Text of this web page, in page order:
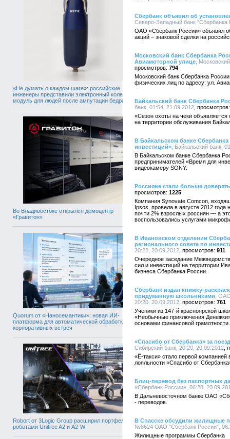
«Не думать о каждом шаге»: российские
инженеры представили электронный коленный
модуль для людей после ампутации бедра
Во Владивостоке открылся демоцентр
«Гравитон»
Quorum от «Наносемантики»: новая ИИ-
платформа для автоматической обработки
корпоративных встреч
Robort от 3Logic Group расширил портфель
роботами Unitree A2 и A2-W
Сбербанк объявил об
Северо-Западный банк "Сбербанка
ОАО «Сбербанк России» объявил
акций – знаковой сделки на
Московский банк Сбербанка
Авиамоторной улице ,
794
Московский банк Сбербанка
физических лиц по адресу: ул.
Байкальский банк Сбербанка
банк, 01:54, 21.09.2012
«Сезон охоты на чеки
на территории обслуживания
В Байкальском банке
инвестиций» , Байкальский банк,
В Байкальском банке Сбербанка
предпринимателей «Время для
видеокамеру SONY.
Россияне стали больше
1225
Компания Synovate Comcon,
Ipsos, провела в августе 2012
почти 2% взрослых россиян — а
воспользовались услугами
В Ивановском отделении
регионального совета по
20:22, 20.09.2012
911
Очередное заседание
сил и инвестиций на территории
бизнеса Сбербанка России.
Сбербанк издал книжку-
придуманную школьниками ,
20:20, 20.09.2012
761
Ученики из 147-й красноярской
«Необычные приключения
основами финансовой грамотности.
«Спасибо от Сбербанка» за
Сибирский банк, 20:20, 20.09.2012
«Ё-такси» стало первой
лояльности «Спасибо от
Блиц-перевод без паспортных
«Сбербанк России», 06:28,
В Дальневосточном банке ОАО
- переводов.
В Спасске обсудили жилищные
№8624 ОАО "Сбербанк России",
Жилищные программы Сбербанка